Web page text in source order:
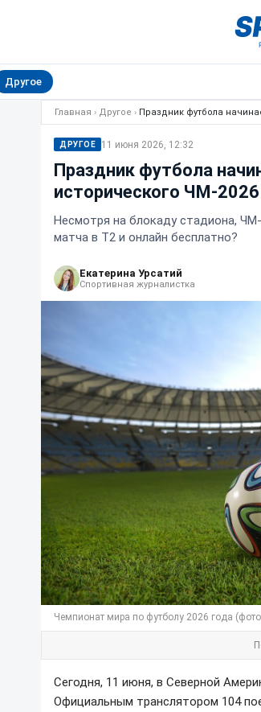
Другое
Главная › Другое › Праздник футбола
ДРУГОЕ 11 июня 2026, 12:32
Праздник футбола
исторического ЧМ-2026
Несмотря на блокаду стадиона,
матча в Т2 и онлайн бесплатно?
Екатерина Урсатий
Спортивная журналистка
Чемпионат мира по футболу 2026 года
Сегодня, 11 июня, в Северной
Официальным транслятором 104